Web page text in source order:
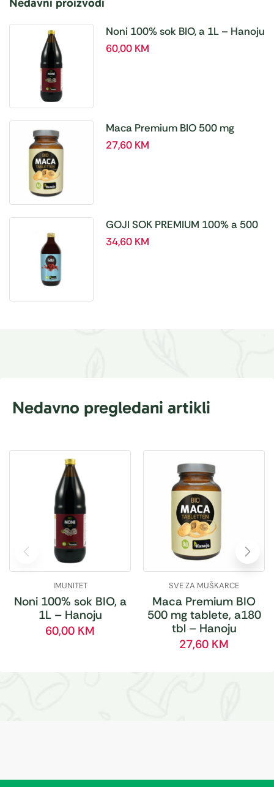
Noni 100% sok BIO, a 1L – Hanoju
60,00 KM
Maca Premium BIO 500 mg
tablete, a180 tbl – Hanoju
27,60 KM
GOJI SOK PREMIUM 100% a 500
ml
34,60 KM
Nedavno pregledani artikli
IMUNITET
Noni 100% sok BIO, a
1L – Hanoju
60,00 KM
SVE ZA MUŠKARCE
Maca Premium BIO
500 mg tablete, a180
tbl – Hanoju
27,60 KM